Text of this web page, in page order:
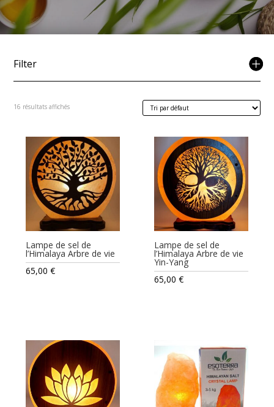
Filter
16 résultats affichés
Lampe de sel de
l’Himalaya Arbre de vie
65,00€
Lampe de sel de
l’Himalaya Arbre de vie
Yin-Yang
65,00€